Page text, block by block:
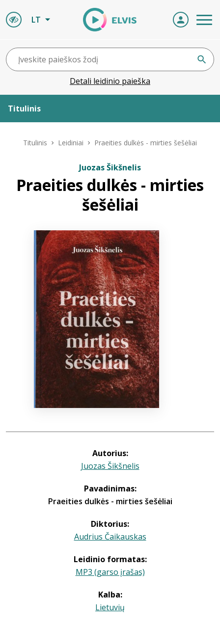
LT
Detali leidinio paieška
Titulinis
ELVIS atvyksta
Bibliotekoms
+370 667 80 541
info@elvislab.lt
Titulinis Leidiniai Praeities dulkės - mirties šešėliai
Juozas Šikšnelis
Praeities dulkės - mirties
šešėliai
Autorius:
Juozas Šikšnelis
Pavadinimas:
Praeities dulkės - mirties šešėliai
Diktorius:
Audrius Čaikauskas
Leidinio formatas:
MP3 (garso įrašas)
Kalba:
Lietuvių